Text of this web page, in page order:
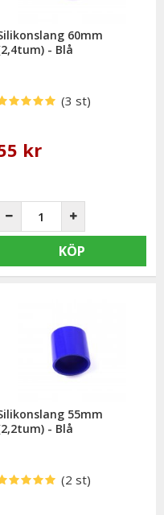
60mm
- Blå
(3 st)
kr
KÖP
55mm
- Blå
(2 st)